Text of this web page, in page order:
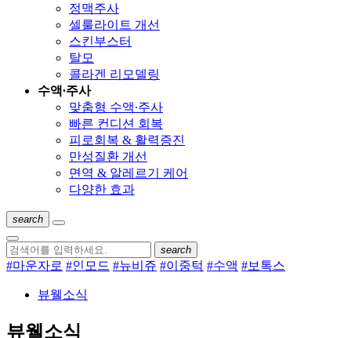
정맥주사
셀룰라이트 개선
스킨부스터
탈모
콜라겐 리모델링
수액∙주사
맞춤형 수액∙주사
빠른 컨디션 회복
피로회복 & 활력증진
만성질환 개선
면역 & 알레르기 케어
다양한 효과
search
search
#마운자로 #인모드 #뉴비쥬 #이중턱 #수액 #보톡스
뷰웰소식
뷰웰소식